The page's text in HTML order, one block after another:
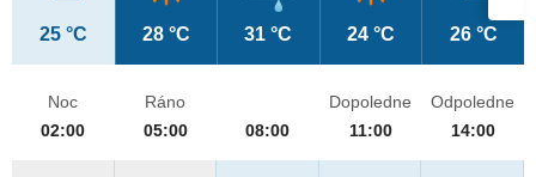
25 °C 28 °C 31 °C 24 °C 26 °C
Noc
02:00
Ráno
05:00
08:00
Dopoledne
11:00
Odpoledne
14:00